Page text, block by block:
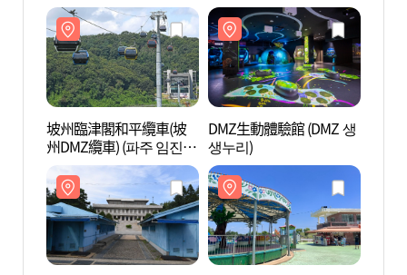
坡州臨津閣和平纜車(坡
州DMZ纜車) (파주 임진각
평화곤돌라(파주 DMZ 곤
돌라))
DMZ生動體驗館 (DMZ 생
생누리)